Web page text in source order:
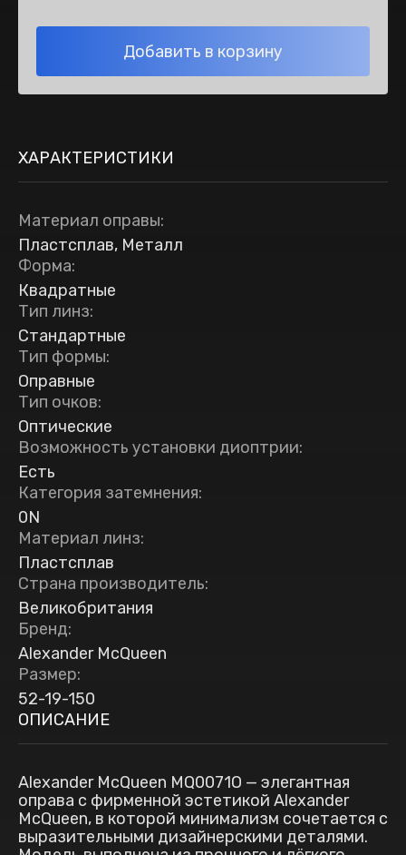
Добавить в корзину
ХАРАКТЕРИСТИКИ
Материал оправы:
Пластсплав, Металл
Форма:
Квадратные
Тип линз:
Стандартные
Тип формы:
Оправные
Тип очков:
Оптические
Возможность установки диоптрии:
Есть
Категория затемнения:
0N
Материал линз:
Пластсплав
Страна производитель:
Великобритания
Бренд:
Alexander McQueen
Размер:
52-19-150
ОПИСАНИЕ
Alexander McQueen MQ0071O — элегантная
оправа с фирменной эстетикой Alexander
McQueen, в которой минимализм сочетается с
выразительными дизайнерскими деталями.